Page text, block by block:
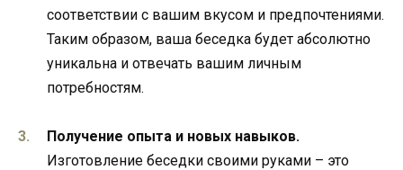
соответствии с вашим вкусом и предпочтениями.
Таким образом, ваша беседка будет абсолютно
уникальна и отвечать вашим личным
потребностям.
Получение опыта и новых навыков.
Изготовление беседки своими руками – это